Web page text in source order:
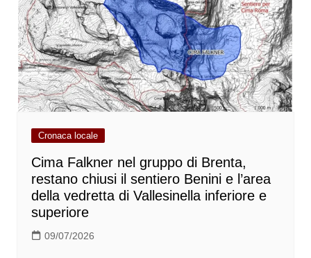
Cronaca locale
Cima Falkner nel gruppo di Brenta,
restano chiusi il sentiero Benini e l’area
della vedretta di Vallesinella inferiore e
superiore
09/07/2026